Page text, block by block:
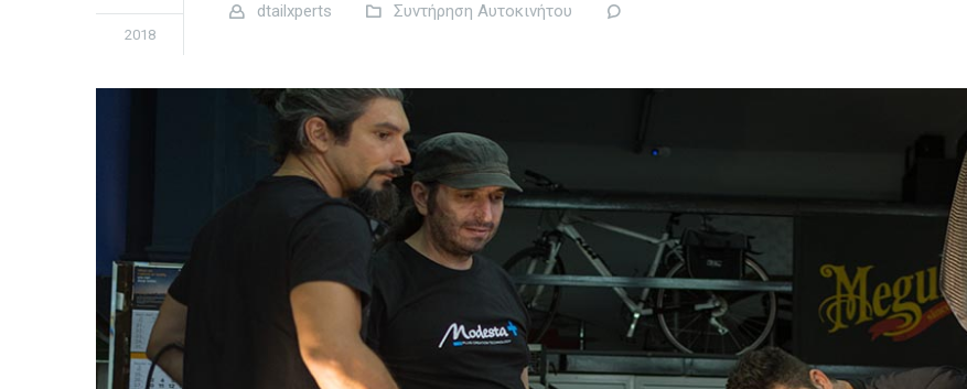
2018
dtailxperts Συντήρηση Αυτοκινήτου